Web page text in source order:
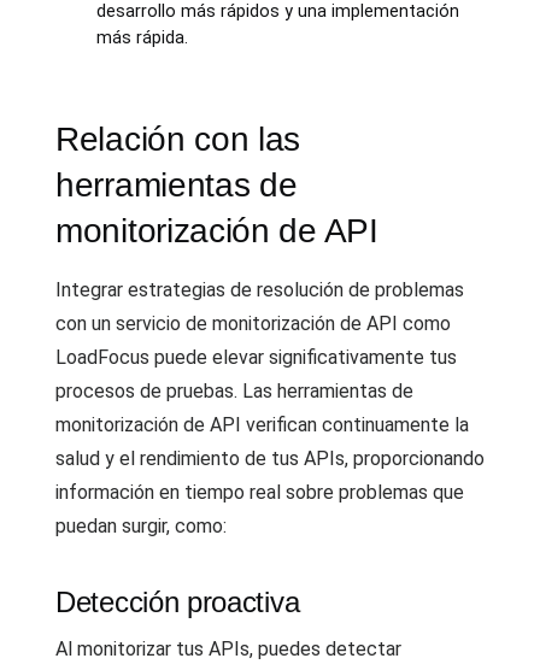
desarrollo más rápidos y una implementación
más rápida.
Relación con las
herramientas de
monitorización de API
Integrar estrategias de resolución de problemas
con un servicio de monitorización de API como
LoadFocus puede elevar significativamente tus
procesos de pruebas. Las herramientas de
monitorización de API verifican continuamente la
salud y el rendimiento de tus APIs, proporcionando
información en tiempo real sobre problemas que
puedan surgir, como:
Detección proactiva
Al monitorizar tus APIs, puedes detectar